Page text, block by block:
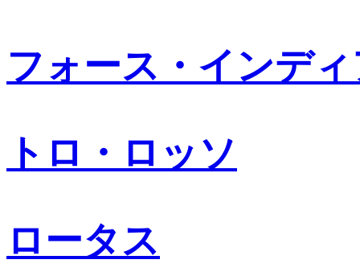
フォース・インデ
トロ・ロッソ
ロータス